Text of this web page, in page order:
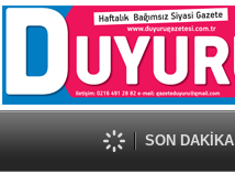
SON DAKİKA